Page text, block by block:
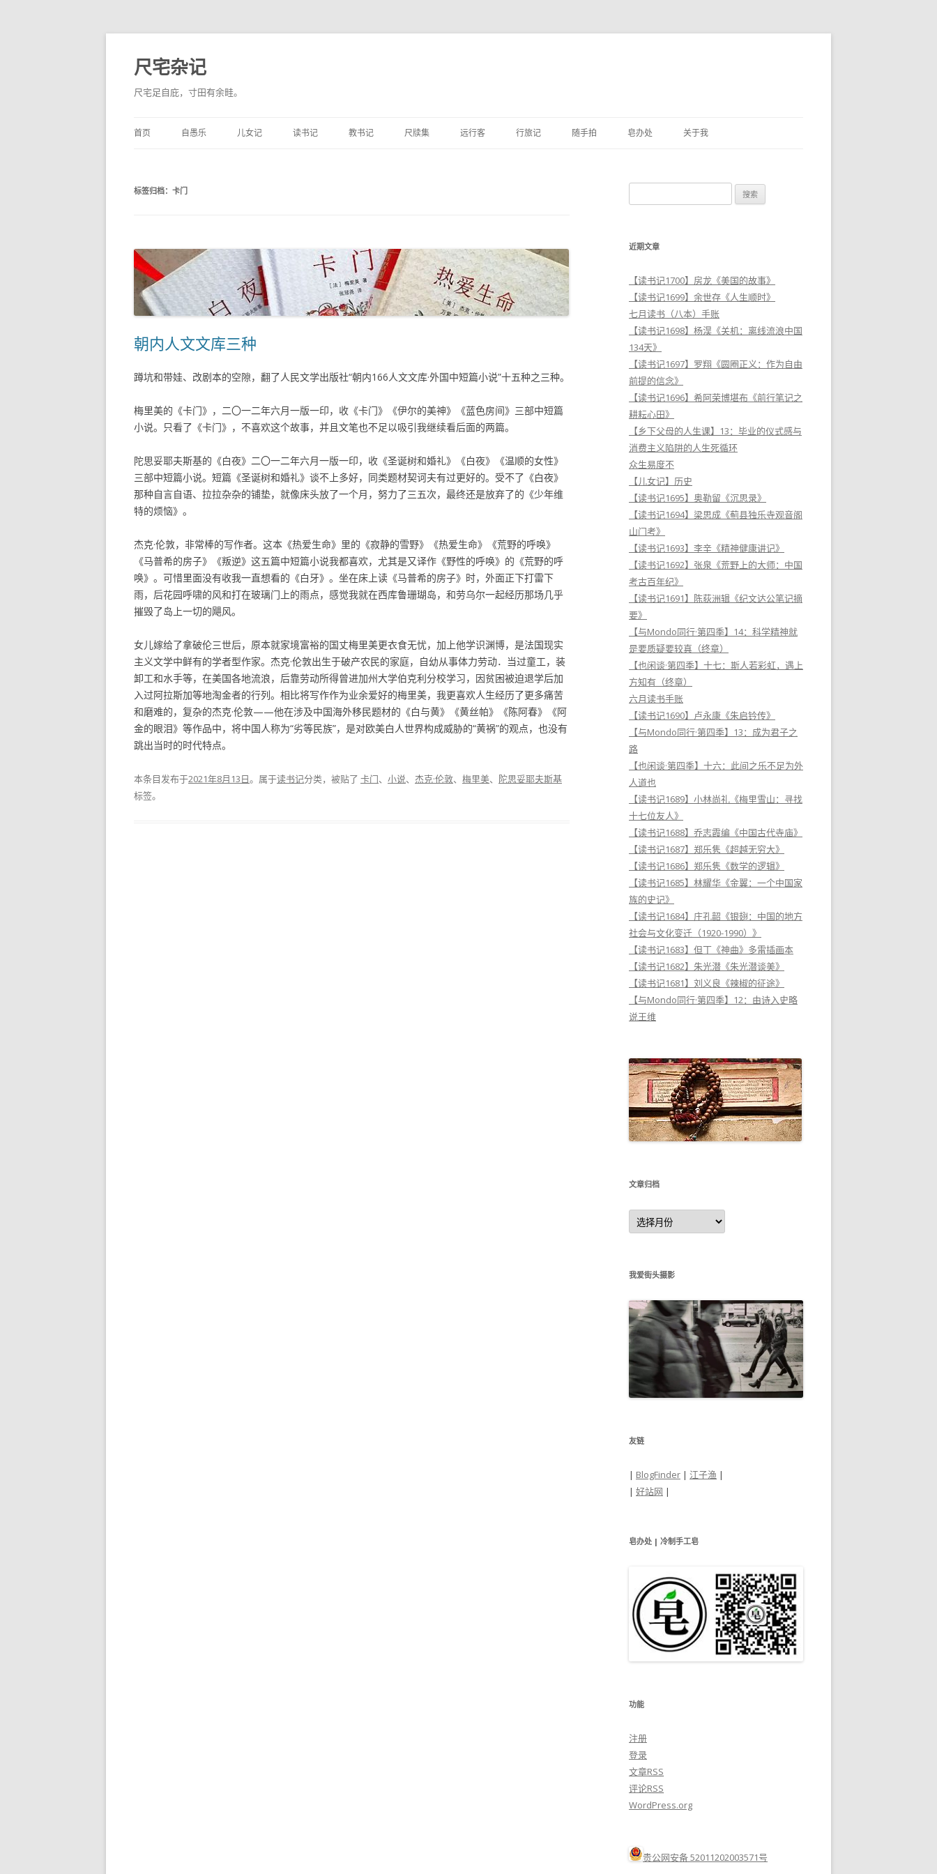
尺宅杂记
尺宅足自庇，寸田有余畦。
至
正
首页 自愚乐 儿女记 读书记 教书记 尺牍集 远行客 行旅记 随手拍 皂办处 关于我
标签归档： 卡门
朝内人文文库三种
蹲坑和带娃、改剧本的空隙，翻了人民文学出版社“朝内166人文文库·外国中短篇小说”十五种之三种。
梅里美的《卡门》，二〇一二年六月一版一印，收《卡门》《伊尔的美神》《蓝色房间》三部中短篇
小说。只看了《卡门》，不喜欢这个故事，并且文笔也不足以吸引我继续看后面的两篇。
陀思妥耶夫斯基的《白夜》二〇一二年六月一版一印，收《圣诞树和婚礼》《白夜》《温顺的女性》
三部中短篇小说。短篇《圣诞树和婚礼》谈不上多好，同类题材契诃夫有过更好的。受不了《白夜》
那种自言自语、拉拉杂杂的铺垫，就像床头放了一个月，努力了三五次，最终还是放弃了的《少年维
特的烦恼》。
杰克·伦敦，非常棒的写作者。这本《热爱生命》里的《寂静的雪野》《热爱生命》《荒野的呼唤》
《马普希的房子》《叛逆》这五篇中短篇小说我都喜欢，尤其是又译作《野性的呼唤》的《荒野的呼
唤》。可惜里面没有收我一直想看的《白牙》。坐在床上读《马普希的房子》时，外面正下打雷下
雨，后花园呼啸的风和打在玻璃门上的雨点，感觉我就在西库鲁珊瑚岛，和劳乌尔一起经历那场几乎
摧毁了岛上一切的飓风。
女儿嫁给了拿破伦三世后，原本就家境富裕的国丈梅里美更衣食无忧，加上他学识渊博，是法国现实
主义文学中鲜有的学者型作家。杰克·伦敦出生于破产农民的家庭，自幼从事体力劳动．当过童工，装
卸工和水手等，在美国各地流浪，后靠劳动所得曾进加州大学伯克利分校学习，因贫困被迫退学后加
入过阿拉斯加等地淘金者的行列。相比将写作作为业余爱好的梅里美，我更喜欢人生经历了更多痛苦
和磨难的，复杂的杰克·伦敦——他在涉及中国海外移民题材的《白与黄》《黄丝帕》《陈阿春》《阿
金的眼泪》等作品中，将中国人称为“劣等民族”，是对欧美白人世界构成威胁的“黄祸”的观点，也没有
跳出当时的时代特点。
本条目发布于2021年8月13日。属于读书记分类，被贴了 卡门、 小说、 杰克·伦敦、 梅里美、 陀思妥耶夫斯基
标签。
索
近期文章
【读书记1700】房龙《美国的故事》
【读书记1699】余世存《人生顺时》
七月读书（八本）手账
【读书记1698】杨淏《关机：离线流浪中国
134天》
【读书记1697】罗翔《圆圈正义：作为自由
前提的信念》
【读书记1696】希阿荣博堪布《前行笔记之
耕耘心田》
【乡下父母的人生课】13：毕业的仪式感与
消费主义陷阱的人生死循环
众生易度不
【儿女记】历史
【读书记1695】奥勒留《沉思录》
【读书记1694】梁思成《蓟县独乐寺观音阁
山门考》
【读书记1693】李辛《精神健康讲记》
【读书记1692】张泉《荒野上的大师：中国
考古百年纪》
【读书记1691】陈荻洲辑《纪文达公笔记摘
要》
【与Mondo同行·第四季】14：科学精神就
是要质疑要较真（终章）
【也闲谈·第四季】十七：斯人若彩虹，遇上
方知有（终章）
六月读书手账
【读书记1690】卢永康《朱启钤传》
【与Mondo同行·第四季】13：成为君子之
路
【也闲谈·第四季】十六：此间之乐不足为外
人道也
【读书记1689】小林尚礼《梅里雪山：寻找
十七位友人》
【读书记1688】乔志霞编《中国古代寺庙》
【读书记1687】郑乐隽《超越无穷大》
【读书记1686】郑乐隽《数学的逻辑》
【读书记1685】林耀华《金翼：一个中国家
族的史记》
【读书记1684】庄孔韶《银翅：中国的地方
社会与文化变迁（1920-1990）》
【读书记1683】但丁《神曲》多雷插画本
【读书记1682】朱光潜《朱光潜谈美》
【读书记1681】刘义良《辣椒的征途》
【与Mondo同行·第四季】12：由诗入史略
说王维
文章归档
文
章
归
我爱街头摄影
友链
| BlogFinder | 江子渔 |
| 好站网 |
皂办处 | 冷制手工皂
功能
注册
登录
文章RSS
评论RSS
WordPress.org
贵公网安备 52011202003571号